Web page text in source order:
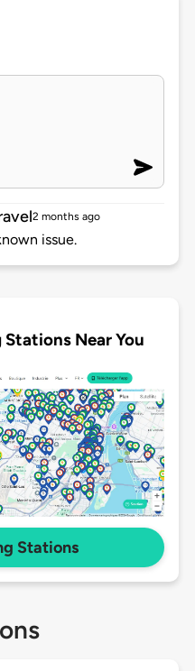
2 months ago
issue.
Near You
Stations